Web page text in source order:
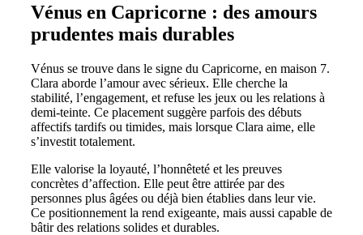
Vénus en Capricorne : des amours
prudentes mais durables
Vénus se trouve dans le signe du Capricorne, en maison 7.
Clara aborde l’amour avec sérieux. Elle cherche la
stabilité, l’engagement, et refuse les jeux ou les relations à
demi-teinte. Ce placement suggère parfois des débuts
affectifs tardifs ou timides, mais lorsque Clara aime, elle
s’investit totalement.
Elle valorise la loyauté, l’honnêteté et les preuves
concrètes d’affection. Elle peut être attirée par des
personnes plus âgées ou déjà bien établies dans leur vie.
Ce positionnement la rend exigeante, mais aussi capable de
bâtir des relations solides et durables.